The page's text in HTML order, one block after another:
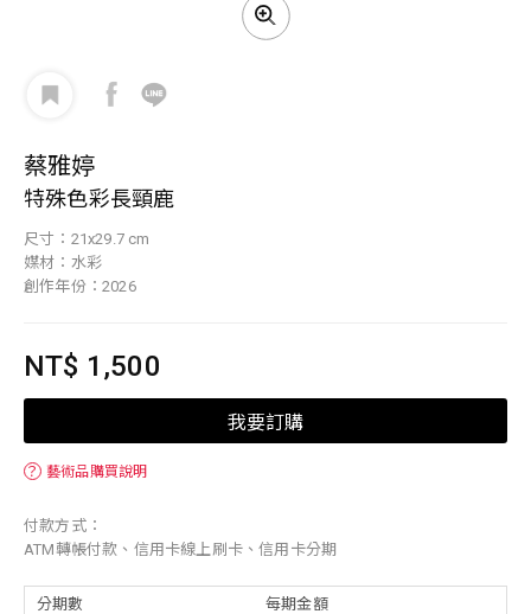
蔡雅婷
特殊色彩長頸鹿
尺寸：21x29.7 cm
媒材：水彩
創作年份：2026
NT$ 1,500
我要訂購
？ 藝術品購買說明
付款方式：
ATM轉帳付款、信用卡線上刷卡、信用卡分期
分期數 每期金額